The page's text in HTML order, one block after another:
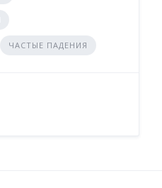
ЧАСТЫЕ ПАДЕНИЯ